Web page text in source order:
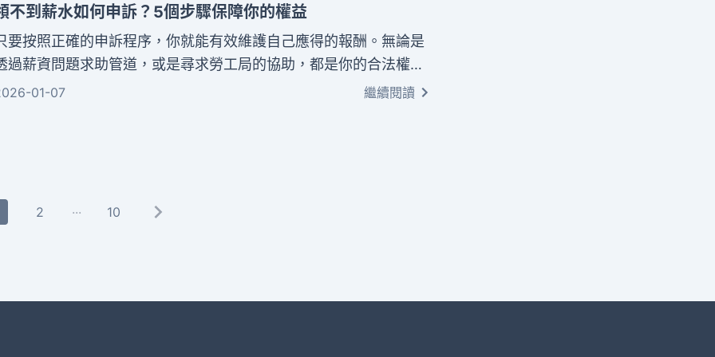
不到薪水如何申訴？5個步驟保障你的權益
要按照正確的申訴程序，你就能有效維護自己應得的報酬。無論是
過薪資問題求助管道，或是尋求勞工局的協助，都是你的合法權
。本文將帶你了解領不到薪水如何申訴的完整流程。從證據蒐集、
01-07 繼續閱讀
2 ... 10